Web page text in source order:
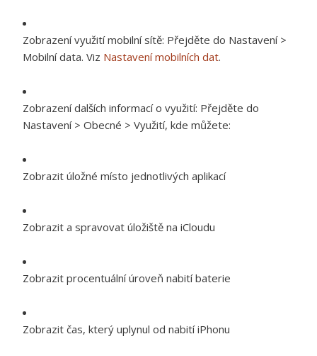
Zobrazení využití mobilní sítě: Přejděte do Nastavení >
Mobilní data. Viz Nastavení mobilních dat.
Zobrazení dalších informací o využití: Přejděte do
Nastavení > Obecné > Využití, kde můžete:
Zobrazit úložné místo jednotlivých aplikací
Zobrazit a spravovat úložiště na iCloudu
Zobrazit procentuální úroveň nabití baterie
Zobrazit čas, který uplynul od nabití iPhonu